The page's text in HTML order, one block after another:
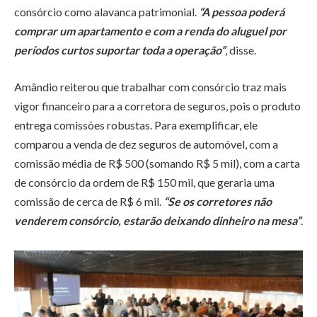
consórcio como alavanca patrimonial. “A pessoa poderá
comprar um apartamento e com a renda do aluguel por
períodos curtos suportar toda a operação”, disse.
Amândio reiterou que trabalhar com consórcio traz mais
vigor financeiro para a corretora de seguros, pois o produto
entrega comissões robustas. Para exemplificar, ele
comparou a venda de dez seguros de automóvel, com a
comissão média de R$ 500 (somando R$ 5 mil), com a carta
de consórcio da ordem de R$ 150 mil, que geraria uma
comissão de cerca de R$ 6 mil. “Se os corretores não
venderem consórcio, estarão deixando dinheiro na mesa”.